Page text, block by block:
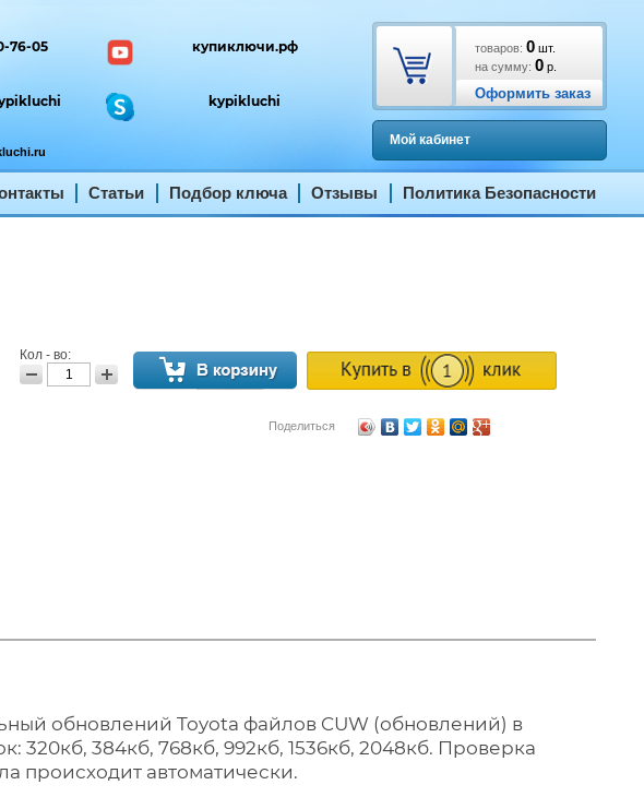
Статьи Подбор ключа Отзывы Политика Безопасности
Мой кабинет
76-05 купиключи.рф
kypikluchi
товаров:0 шт.
на сумму:0 р.
Оформить заказ
Кол - во:
Поделиться
обновлений Toyota файлов CUW (обновлений) в
384кб, 768кб, 992кб, 1536кб, 2048кб. Проверка
происходит автоматически.